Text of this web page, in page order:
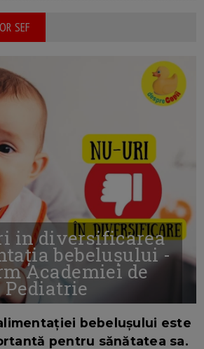
SEF
in diversificarea
bebelușului -
Academiei de
Pediatrie
bebelușului este
pentru sănătatea sa.